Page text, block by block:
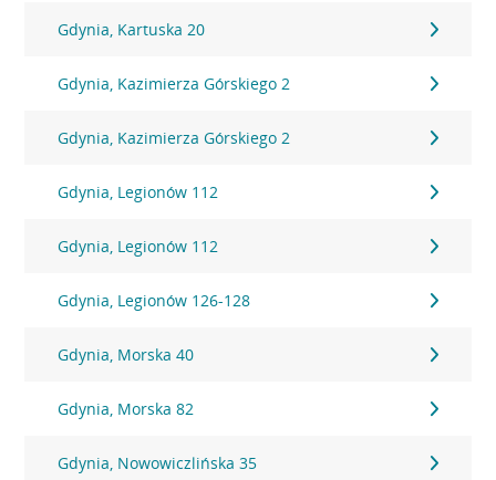
Gdynia, Kartuska 20
Gdynia, Kazimierza Górskiego 2
Gdynia, Kazimierza Górskiego 2
Gdynia, Legionów 112
Gdynia, Legionów 112
Gdynia, Legionów 126-128
Gdynia, Morska 40
Gdynia, Morska 82
Gdynia, Nowowiczlińska 35